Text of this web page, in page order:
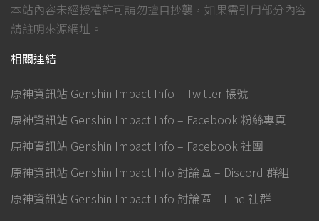
本站內容未經授權許可請勿擅自抄襲，如果需引用部分內容
請註明來源網址。
相關連結
原神資訊站 Genshin Impact Info – Twitter 帳號
原神資訊站 Genshin Impact Info – Facebook 粉絲專頁
原神資訊站 Genshin Impact Info – Facebook 社團
原神資訊站 Genshin Impact Info 討論區 – Discord 群組
原神資訊站 Genshin Impact Info 討論區 – Line 社群